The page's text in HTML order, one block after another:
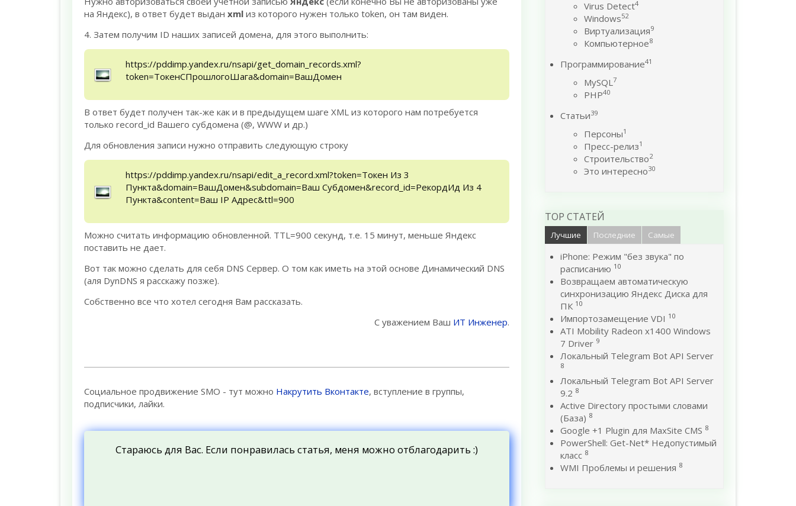
на Яндекс), в ответ будет выдан xml из которого нужен только token, он там виден.
4. Затем получим ID наших записей домена, для этого выполнить:
https://pddimp.yandex.ru/nsapi/get_domain_records.xml?
token=ТокенСПрошлогоШага&domain=ВашДомен
В ответ будет получен так-же как и в предыдущем шаге XML из которого нам потребуется
только record_id Вашего субдомена (@, WWW и др.)
Для обновления записи нужно отправить следующую строку
https://pddimp.yandex.ru/nsapi/edit_a_record.xml?token=Токен Из 3
Пункта&domain=ВашДомен&subdomain=Ваш Субдомен&record_id=РекордИд Из 4
Пункта&content=Ваш IP Адрес&ttl=900
Можно считать информацию обновленной. TTL=900 секунд, т.е. 15 минут, меньше Яндекс
поставить не дает.
Вот так можно сделать для себя DNS Сервер. О том как иметь на этой основе Динамический DNS
(аля DynDNS я расскажу позже).
Собственно все что хотел сегодня Вам рассказать.
С уважением Ваш ИТ Инженер.
Социальное продвижение SMO - тут можно Накрутить Вконтакте, вступление в группы,
подписчики, лайки.
Стараюсь для Вас. Если понравилась статья, меня можно отблагодарить :)
Virus Detect4
Windows52
Виртуализация9
Компьютерное8
Программирование41
MySQL7
PHP40
Статьи39
Персоны1
Пресс-релиз1
Строительство2
Это интересно30
TOP СТАТЕЙ
Лучшие Последние Самые
iPhone: Режим "без звука" по
расписанию 10
Возвращаем автоматическую
синхронизацию Яндекс Диска для
ПК 10
Импортозамещение VDI 10
ATI Mobility Radeon x1400 Windows
7 Driver 9
Локальный Telegram Bot API Server
8
Локальный Telegram Bot API Server
9.2 8
Active Directory простыми словами
(База) 8
Google +1 Plugin для MaxSite CMS 8
PowerShell: Get-Net* Недопустимый
класс 8
WMI Проблемы и решения 8